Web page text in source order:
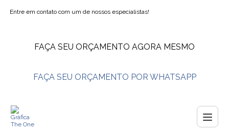
Entre em contato com um de nossos especialistas!
FAÇA SEU ORÇAMENTO AGORA MESMO
FAÇA SEU ORÇAMENTO POR WHATSAPP